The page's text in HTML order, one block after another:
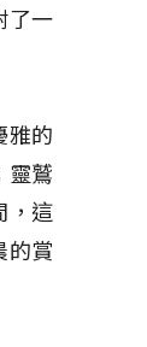
了一
雅的
靈鷲
，這
的賞